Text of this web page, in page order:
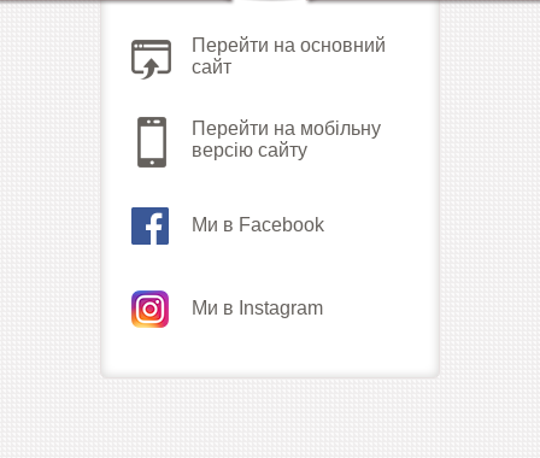
Перейти на основний
сайт
Перейти на мобільну
версію сайту
Ми в Facebook
Ми в Instagram